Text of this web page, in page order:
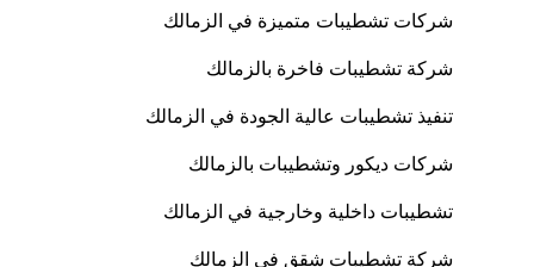
شركات تشطيبات متميزة في الزمالك
شركة تشطيبات فاخرة بالزمالك
تنفيذ تشطيبات عالية الجودة في الزمالك
شركات ديكور وتشطيبات بالزمالك
تشطيبات داخلية وخارجية في الزمالك
شركة تشطيبات شقق في الزمالك